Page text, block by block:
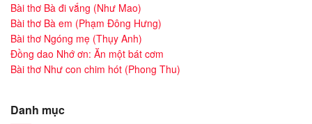
Bài thơ Bà đi vắng (Như Mao)
Bài thơ Bà em (Phạm Đông Hưng)
Bài thơ Ngóng mẹ (Thụy Anh)
Đồng dao Nhớ ơn: Ăn một bát cơm
Bài thơ Như con chim hót (Phong Thu)
Danh mục